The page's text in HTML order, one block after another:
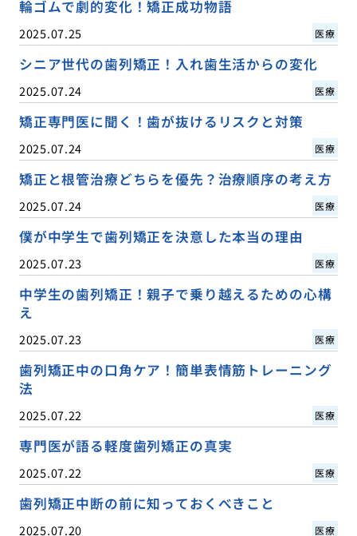
輪ゴムで劇的変化！矯正成功物語
2025.07.25 医療
シニア世代の歯列矯正！入れ歯生活からの変化
2025.07.24 医療
矯正専門医に聞く！歯が抜けるリスクと対策
2025.07.24 医療
矯正と根管治療どちらを優先？治療順序の考え方
2025.07.24 医療
僕が中学生で歯列矯正を決意した本当の理由
2025.07.23 医療
中学生の歯列矯正！親子で乗り越えるための心構
え
2025.07.23 医療
歯列矯正中の口角ケア！簡単表情筋トレーニング
法
2025.07.22 医療
専門医が語る軽度歯列矯正の真実
2025.07.22 医療
歯列矯正中断の前に知っておくべきこと
2025.07.20 医療